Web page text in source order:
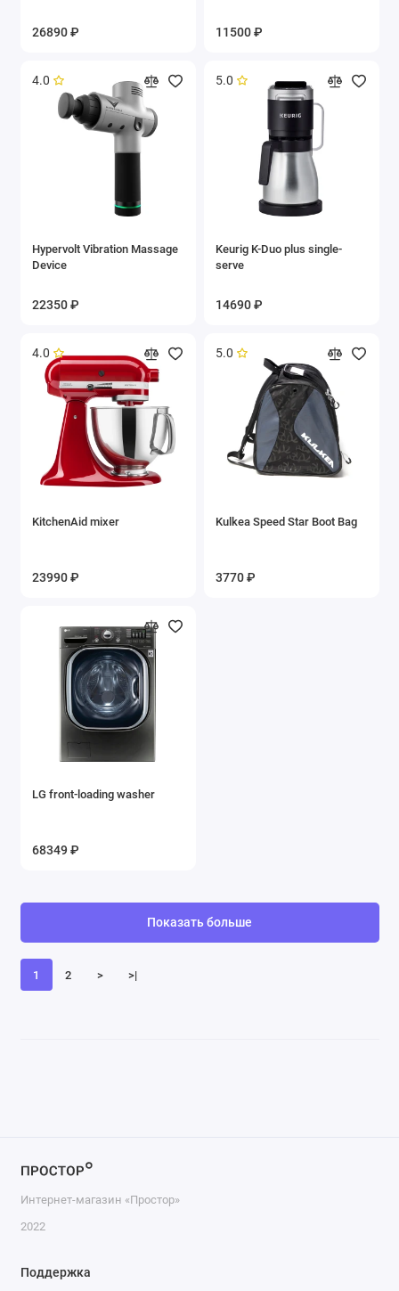
26890 ₽ 11500 ₽
4.0
Hypervolt Vibration Massage
Device
22350 ₽
5.0
Keurig K-Duo plus single-
serve
14690 ₽
4.0
KitchenAid mixer
23990 ₽
5.0
Kulkea Speed Star Boot Bag
3770 ₽
LG front-loading washer
68349 ₽
1 2 > >|
Показать больше
Интернет-магазин «Простор»
2022
Поддержка